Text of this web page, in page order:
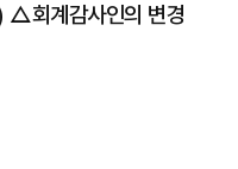
△회계감사인의 변경